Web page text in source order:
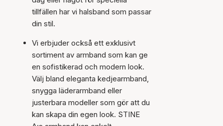
tillfällen har vi halsband som passar
din stil.
Vi erbjuder också ett exklusivt
sortiment av armband som kan ge
en sofistikerad och modern look.
Välj bland eleganta kedjearmband,
snygga läderarmband eller
justerbara modeller som gör att du
kan skapa din egen look. STINE